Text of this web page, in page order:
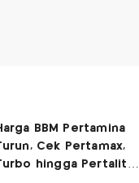
BBM Pertamina
Cek Pertamax,
hingga Pertalite